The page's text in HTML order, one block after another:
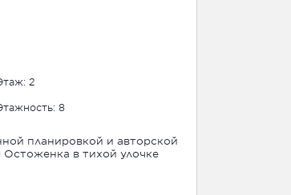
2
8
планировкой и авторской
в тихой улочке